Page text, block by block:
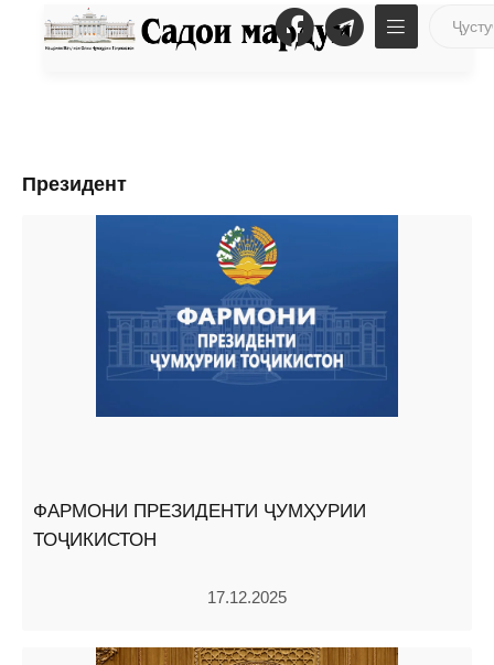
Президент
ФАРМОНИ ПРЕЗИДЕНТИ ҶУМҲУРИИ
ТОҶИКИСТОН
17.12.2025